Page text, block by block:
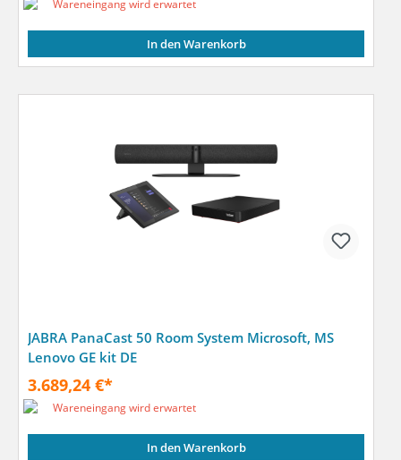
Wareneingang wird erwartet
In den Warenkorb
JABRA PanaCast 50 Room System Microsoft, MS
Lenovo GE kit DE
3.689,24 €*
Wareneingang wird erwartet
In den Warenkorb